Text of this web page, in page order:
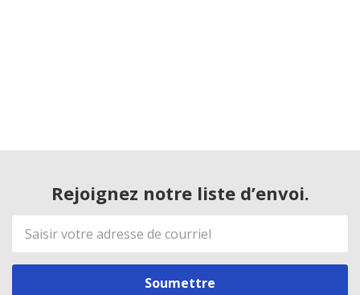
Rejoignez notre liste d’envoi.
Adresse
de
courriel